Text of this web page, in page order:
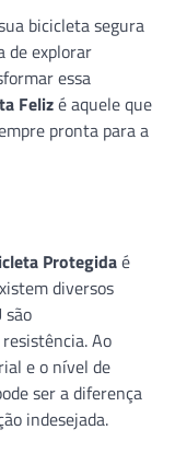
bicicleta segura
de explorar
essa
Felizé aquele que
pronta para a
Protegidaé
diversos
são
Ao
e o nível de
ser a diferença
indesejada.